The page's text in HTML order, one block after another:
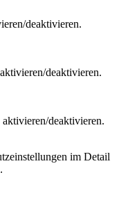
deaktivieren.
deaktivieren.
deaktivieren.
im Detail